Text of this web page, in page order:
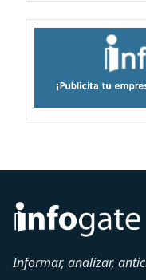
Informar, analizar,